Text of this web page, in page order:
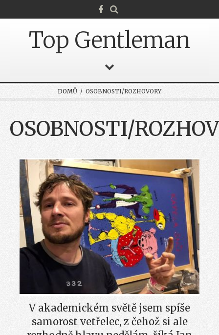
Top Gentleman
DOMŮ / OSOBNOSTI/ROZHOVORY
OSOBNOSTI/
V akademickém světě jsem spíše
samorost vetřelec, z čehož si ale